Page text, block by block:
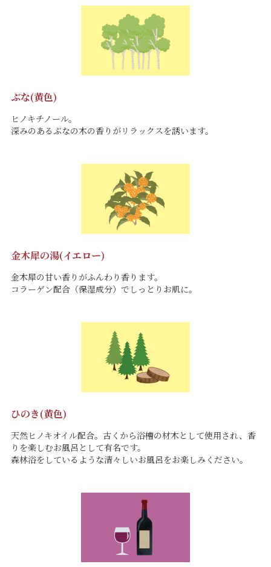
ぶな(黄色)
ヒノキチノール。
深みのあるぶなの木の香りがリラックスを誘います。
金木犀の湯(イエロー)
金木犀の甘い香りがふんわり香ります。
コラーゲン配合（保湿成分）でしっとりお肌に。
ひのき(黄色)
天然ヒノキオイル配合。古くから浴槽の材木として使用され、香
りを楽しむお風呂として有名です。
森林浴をしているような清々しいお風呂をお楽しみください。